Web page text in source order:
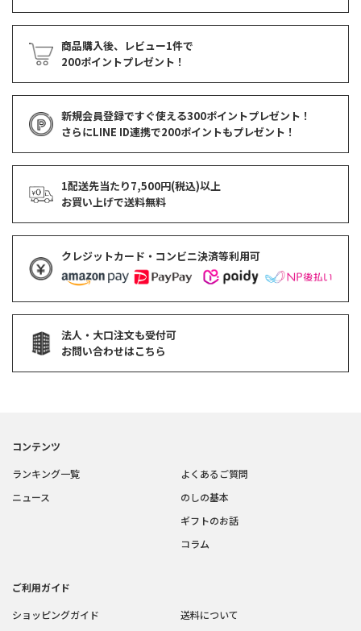
商品購入後、レビュー1件で
200ポイントプレゼント！
新規会員登録ですぐ使える300ポイントプレゼント！
さらにLINE ID連携で200ポイントもプレゼント！
1配送先当たり7,500円(税込)以上
お買い上げで送料無料
クレジットカード・コンビニ決済等利用可
法人・大口注文も受付可
お問い合わせはこちら
コンテンツ
ランキング一覧
ニュース
よくあるご質問
のしの基本
ギフトのお話
コラム
ご利用ガイド
ショッピングガイド
送料について